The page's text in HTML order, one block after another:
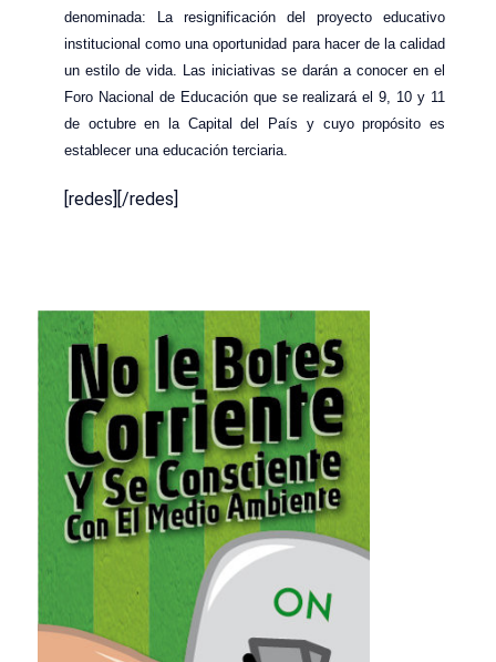
denominada: La resignificación del proyecto educativo
institucional como una oportunidad para hacer de la calidad
un estilo de vida. Las iniciativas se darán a conocer en el
Foro Nacional de Educación que se realizará el 9, 10 y 11
de octubre en la Capital del País y cuyo propósito es
establecer una educación terciaria.
[redes][/redes]